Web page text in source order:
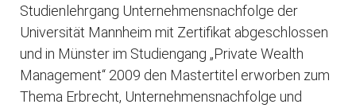
Studienlehrgang Unternehmensnachfolge der
Universität Mannheim mit Zertifikat abgeschlossen
und in Münster im Studiengang „Private Wealth
Management“ 2009 den Mastertitel erworben zum
Thema Erbrecht, Unternehmensnachfolge und